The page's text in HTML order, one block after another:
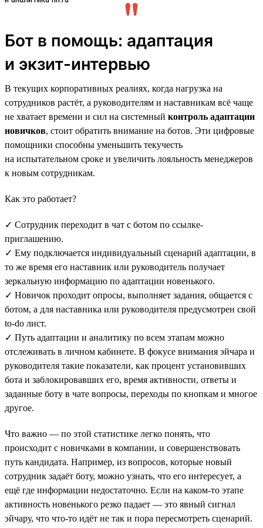
Бот в помощь: адаптация
и экзит-интервью
В текущих корпоративных реалиях, когда нагрузка на
сотрудников растёт, а руководителям и наставникам всё чаще
не хватает времени и сил на системный контроль адаптации
новичков, стоит обратить внимание на ботов. Эти цифровые
помощники способны уменьшить текучесть
на испытательном сроке и увеличить лояльность менеджеров
к новым сотрудникам.
Как это работает?
✓ Сотрудник переходит в чат с ботом по ссылке-
приглашению.
✓ Ему подключается индивидуальный сценарий адаптации, в
то же время его наставник или руководитель получает
зеркальную информацию по адаптации новенького.
✓ Новичок проходит опросы, выполняет задания, общается с
ботом, а для наставника или руководителя предусмотрен свой
to-do лист.
✓ Путь адаптации и аналитику по всем этапам можно
отслеживать в личном кабинете. В фокусе внимания эйчара и
руководителя такие показатели, как процент установивших
бота и заблокировавших его, время активности, ответы и
заданные боту в чате вопросы, переходы по кнопкам и многое
другое.
Что важно — по этой статистике легко понять, что
происходит с новичками в компании, и совершенствовать
путь кандидата. Например, из вопросов, которые новый
сотрудник задаёт боту, можно узнать, что его интересует, а
ещё где информации недостаточно. Если на каком-то этапе
активность новенького резко падает — это явный сигнал
эйчару, что что-то идёт не так и пора пересмотреть сценарий.